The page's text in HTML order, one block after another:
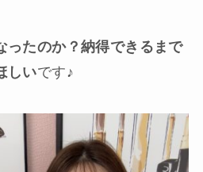
ったのか？納得できるまで
しいです♪